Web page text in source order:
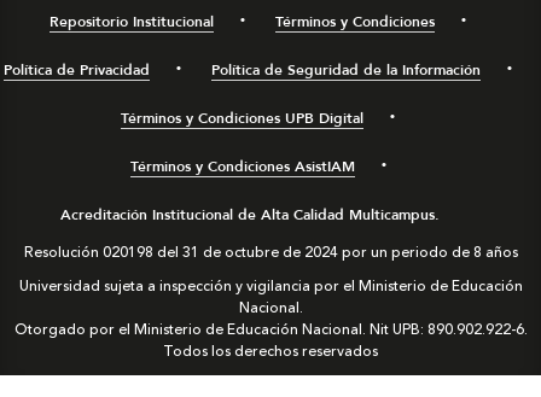
Repositorio Institucional Términos y Condiciones
Política de Privacidad Política de Seguridad de la Información
Términos y Condiciones UPB Digital
Términos y Condiciones AsistIAM
Acreditación Institucional de Alta Calidad Multicampus.
Resolución 020198 del 31 de octubre de 2024 por un periodo de 8 años
Universidad sujeta a inspección y vigilancia por el Ministerio de Educación
Nacional.
Otorgado por el Ministerio de Educación Nacional. Nit UPB: 890.902.922-6.
Todos los derechos reservados